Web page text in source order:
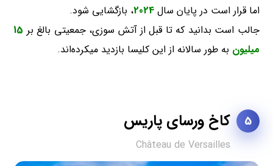
اما قرار است در پایان سال2024، بازگشایی شود.
جالب است بدانید که تا قبل از آتش سوزی، جمعیتی بالغ بر 15
میلیون به طور سالانه از این کلیسا بازدید میکرده‌اند.
5 کاخ ورسای پاریس
Château de Versailles